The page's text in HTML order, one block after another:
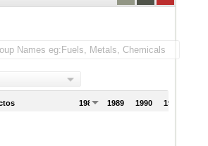
1988 1989 1990 1991